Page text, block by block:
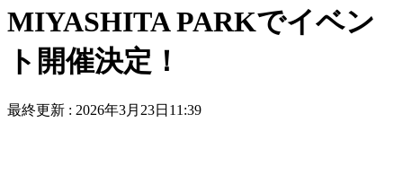
MIYASHITA PARKでイベン
ト開催決定！
最終更新 : 2026年3月23日11:39